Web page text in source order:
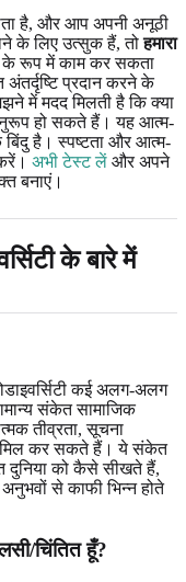
है, और आप अपनी अनूठी
के लिए उत्सुक हैं, तोहमारा
रूप में काम कर सकता
प्रदान करने के
में मदद मिलती है कि क्या
हो सकते हैं। यह आत्म-
है। स्पष्टता और आत्म-
अभी टेस्ट लें और अपने
बनाएं।
के बारे में
कई अलग-अलग
संकेत सामाजिक
तीव्रता, सूचना
कर सकते हैं। ये संकेत
दुनिया को कैसे सीखते हैं,
से काफी भिन्न होते
चिंतित हूँ?